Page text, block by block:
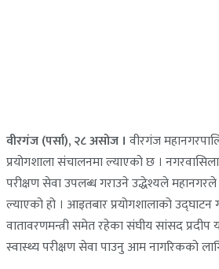
वीरगंज (पर्सा), २८ असोज । वीरगंज
प्रयोगशाला संचालनमा ल्याएको छ ।
परीक्षण सेवा उपलब्ध गराउने उद्धेश्यले
ल्याएको हो । आइतबार प्रयोगशालाको उद्घाटन
वातावरणमन्त्री समेत रहेका संघीय सांसद
स्वास्थ्य परीक्षण सेवा पाउनु आम नागरिकको